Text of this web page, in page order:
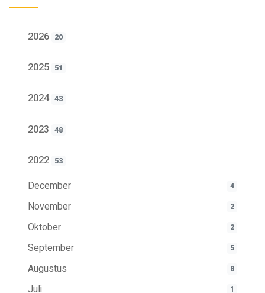
2026 20
2025 51
2024 43
2023 48
2022 53
December 4
November 2
Oktober 2
September 5
Augustus 8
Juli 1